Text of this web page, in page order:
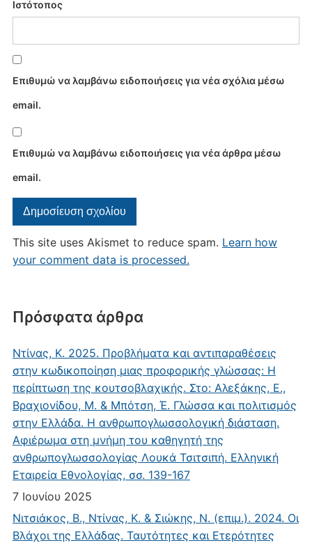
Πρόσφατα άρθρα
Ντίνας, Κ. 2025. Προβλήματα και αντιπαραθέσεις
στην κωδικοποίηση μιας προφορικής γλώσσας: Η
περίπτωση της κουτσοβλαχικής. Στο: Αλεξάκης, Ε.,
Βραχιονίδου, Μ. & Μπότση, Έ. Γλώσσα και πολιτισμός
στην Ελλάδα. Η ανθρωπογλωσσολογική διάσταση.
Αφιέρωμα στη μνήμη του καθηγητή της
ανθρωπογλωσσολογίας Λουκά Τσιτσιπή. Ελληνική
Εταιρεία Εθνολογίας, σσ. 139-167
7 Ιουνίου 2025
Νιτσιάκος, Β., Ντίνας, Κ. & Σιώκης, Ν. (επιμ.). 2024. Οι
Βλάχοι της Ελλάδας. Ταυτότητες και Ετερότητες
Ιστότοπος
Επιθυμώ να λαμβάνω ειδοποιήσεις για νέα σχόλια μέσω
email.
Επιθυμώ να λαμβάνω ειδοποιήσεις για νέα άρθρα μέσω
email.
This site uses Akismet to reduce spam. Learn how
your comment data is processed.